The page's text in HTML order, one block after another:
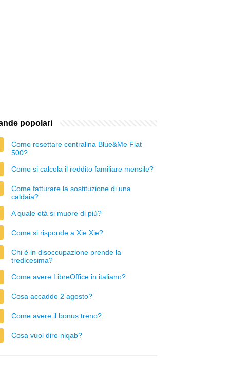
popolari
Come resettare centralina Blue&Me Fiat
500?
Come si calcola il reddito familiare mensile?
Come fatturare la sostituzione di una
caldaia?
A quale età si muore di più?
Come si risponde a Xie Xie?
Chi è in disoccupazione prende la
tredicesima?
Come avere LibreOffice in italiano?
Cosa accadde 2 agosto?
Come avere il bonus treno?
Cosa vuol dire niqab?